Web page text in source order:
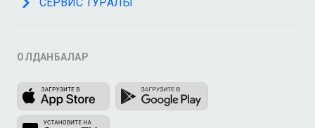
ҚОЛДАНБАЛАР